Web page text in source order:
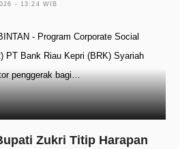
- 13:24 WIB
- Program Corporate Social
PT Bank Riau Kepri (BRK) Syariah
penggerak bagi…
Zukri Titip Harapan